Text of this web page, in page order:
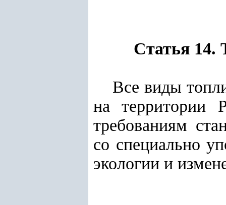
Статья 14.
Все виды
на территории
требованиям
со специально
экологии и